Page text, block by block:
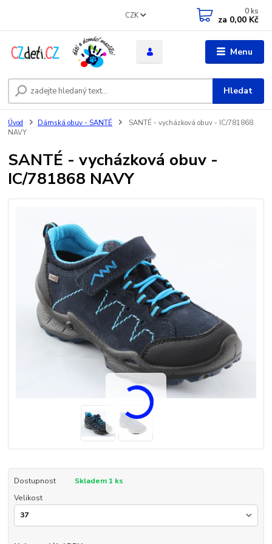
Menu
CZK
Hledat
0 ks
za 0,00 Kč
Úvod Dámská obuv - SANTÉ
SANTÉ - vycházková obuv - IC/781868
NAVY
SANTÉ - vycházková obuv -
IC/781868 NAVY
Dostupnost
Skladem 1 ks
Velikost